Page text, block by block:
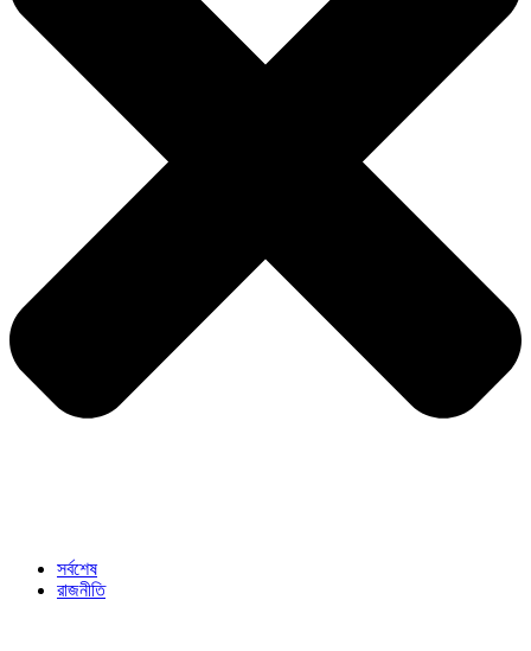
সর্বশেষ
রাজনীতি